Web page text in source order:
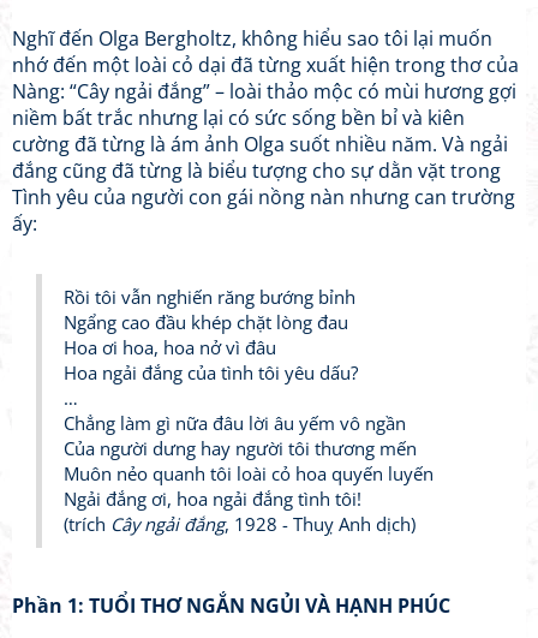
Nghĩ đến Olga Bergholtz, không hiểu sao tôi lại muốn
nhớ đến một loài cỏ dại đã từng xuất hiện trong thơ của
Nàng: “Cây ngải đắng” – loài thảo mộc có mùi hương gợi
niềm bất trắc nhưng lại có sức sống bền bỉ và kiên
cường đã từng là ám ảnh Olga suốt nhiều năm. Và ngải
đắng cũng đã từng là biểu tượng cho sự dằn vặt trong
Tình yêu của người con gái nồng nàn nhưng can trường
ấy:
Rồi tôi vẫn nghiến răng bướng bỉnh
Ngẩng cao đầu khép chặt lòng đau
Hoa ơi hoa, hoa nở vì đâu
Hoa ngải đắng của tình tôi yêu dấu?
…
Chẳng làm gì nữa đâu lời âu yếm vô ngần
Của người dưng hay người tôi thương mến
Muôn nẻo quanh tôi loài cỏ hoa quyến luyến
Ngải đắng ơi, hoa ngải đắng tình tôi!
(trích Cây ngải đắng, 1928 - Thuỵ Anh dịch)
Phần 1: TUỔI THƠ NGẮN NGỦI VÀ HẠNH PHÚC